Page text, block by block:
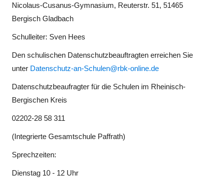
Nicolaus-Cusanus-Gymnasium, Reuterstr. 51, 51465
Bergisch Gladbach
Schulleiter: Sven Hees
Den schulischen Datenschutzbeauftragten erreichen Sie
unter Datenschutz-an-Schulen@rbk-online.de
Datenschutzbeaufragter für die Schulen im Rheinisch-
Bergischen Kreis
02202-28 58 311
(Integrierte Gesamtschule Paffrath)
Sprechzeiten:
Dienstag 10 - 12 Uhr